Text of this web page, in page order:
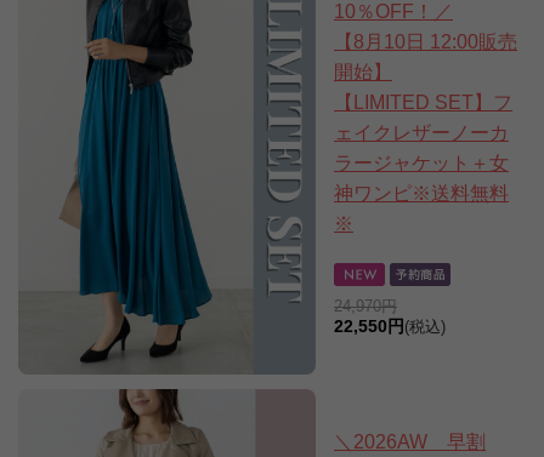
10％OFF！／
【8月10日 12:00販売
開始】
【LIMITED SET】フ
ェイクレザーノーカ
ラージャケット＋女
神ワンピ※送料無料
※
24,970円
22,550円 (税込)
＼2026AW 早割